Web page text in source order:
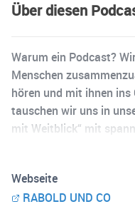
Über diesen
Warum ein Podcast?
Menschen
hören und mit ihnen ins
tauschen wir uns in
mit Weitblick“ mit
unternehmerischen
Gäste
Webseite
RABOLD UND CO